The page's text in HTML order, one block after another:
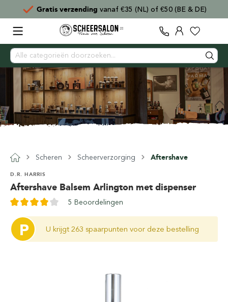
Gratis verzending vanaf €35 (NL) of €50 (BE & DE)
Scheren Scheerverzorging Aftershave
Aftershave Balsem Arlington met dispenser
D.R. HARRIS
5 Beoordelingen
P U krijgt 263 spaarpunten voor deze bestelling